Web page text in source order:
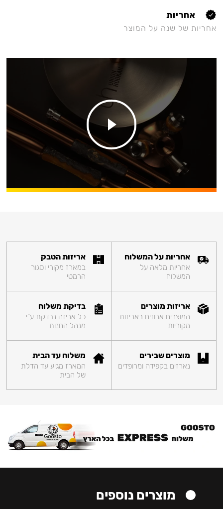
אחריות
אחריות של שנה על המוצר
אחריות על המשלוח
אחריות מלאה על
המשלוח
אריזות הטבק
במארז מקורי וסגור
הרמטי
אריזות מוצרים
המוצרים ארוזים באריזות
מקוריות
בדיקת משלוח
כל אריזה נבדקת ע"י
מנהל החנות
מוצרים שבירים
נארזים בקפידה ומרופדים
משלוח עד הבית
המארז מגיע עד הדלת
של הבית
מוצרים נוספים